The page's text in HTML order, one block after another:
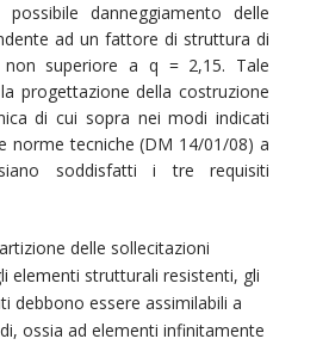
danneggiamento delle
ad un fattore di struttura di
non superiore a q = 2,15. Tale
progettazione della costruzione
di cui sopra nei modi indicati
norme tecniche (DM 14/01/08) a
soddisfatti i tre requisiti
delle sollecitazioni
elementi strutturali resistenti, gli
debbono essere assimilabili a
ossia ad elementi infinitamente